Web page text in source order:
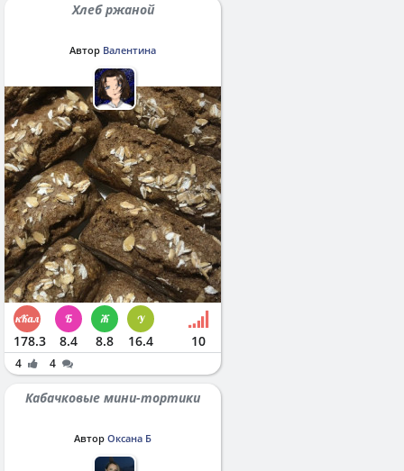
Хлеб ржаной
Автор Валентина
178.3 8.4 8.8 16.4 10
4 4
Кабачковые мини-тортики
Автор Оксана Б